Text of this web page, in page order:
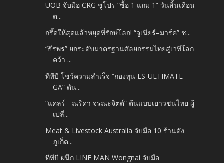
UOB จับมือ CRG ชูโปร “ซื้อ 1 แถม 1” วันสิ้นเดือน
ต...
กรี๊ดให้สุดแล้วหยุดที่รักษ์โลก! “จูเนียร์–มาร์ค” ช...
“ธีรพร” ยกระดับมาตรฐานศัลยกรรมไทยสู่เวทีโลก
คว้า ...
ทีทีบี โชว์ความสำเร็จ “กองทุน ES-ULTIMATE
GA” ดัน...
“แคลร์ - ณริดา จรณะจิตต์” ต้นแบบเยาวชนไทย ผู้
เปลี่...
Meat & Livestock Australia จับมือ 10 ร้านดัง
ภูเก็ต...
ทีทีบี ผนึก LINE MAN Wongnai จับมือ